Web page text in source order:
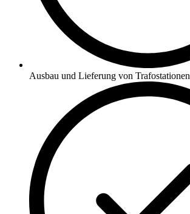
Ausbau und Lieferung von Trafostationen